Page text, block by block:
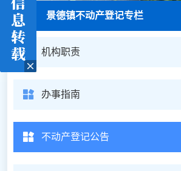
景德镇不动产登记专栏
机构职责
办事指南
不动产登记公告